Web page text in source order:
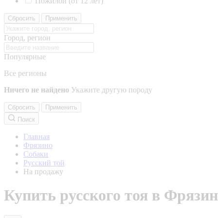
Сбросить Применить
Город, регион
Популярные
Все регионы
Ничего не найдено Укажите другую породу
Сбросить
Применить
Поиск
Главная
Фрязино
Собаки
Русский той
На продажу
Купить русского тоя в